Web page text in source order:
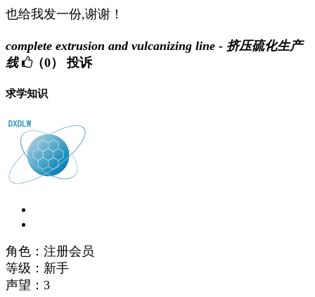
也给我发一份,谢谢！
complete extrusion and vulcanizing line - 挤压硫化生产
线
（0） 投诉
求学知识
角色：注册会员
等级：新手
声望： 3